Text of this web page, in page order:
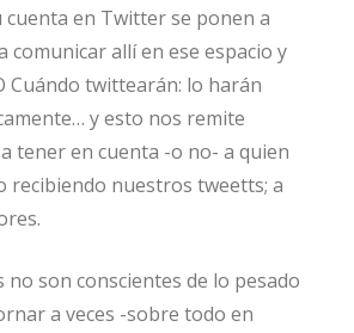
en Twitter se ponen a
comunicar allí en ese espacio y
Cuándo twittearán: lo harán
y esto nos remite
tener en cuenta -o no- a quien
recibiendo nuestros tweetts; a
son conscientes de lo pesado
a veces -sobre todo en